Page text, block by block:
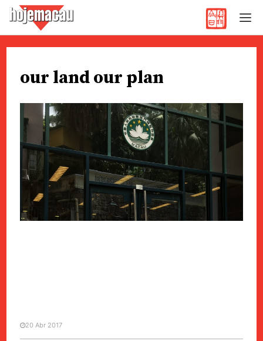
contentour land our plan
20 Abr 2017